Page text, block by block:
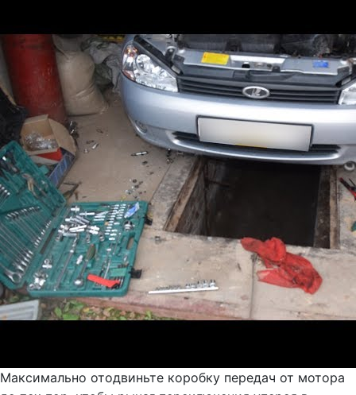
Максимально отодвиньте коробку передач от мотора